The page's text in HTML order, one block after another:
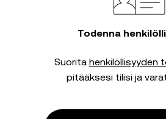
Todenna
Suorita henkilöllisyyden
pitääksesi tilisi ja